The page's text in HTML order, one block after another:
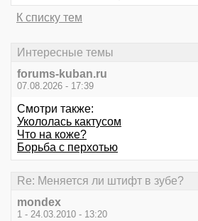
К списку тем
Интересные темы
forums-kuban.ru
07.08.2026 - 17:39
Смотри также:
Укололась кактусом
Что на коже?
Борьба с перхотью
Re: Меняется ли штифт в зубе?
mondex
1 - 24.03.2010 - 13:20